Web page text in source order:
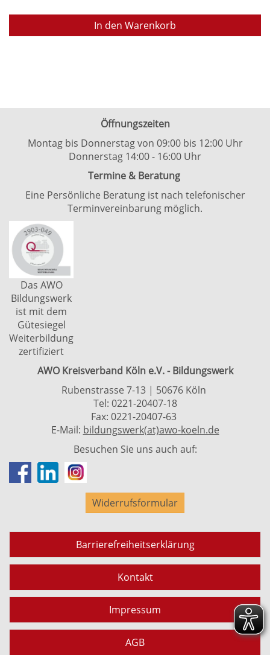
In den Warenkorb
Öffnungszeiten
Montag bis Donnerstag von 09:00 bis 12:00 Uhr
Donnerstag 14:00 - 16:00 Uhr
Termine & Beratung
Eine Persönliche Beratung ist nach telefonischer
Terminvereinbarung möglich.
Das AWO
Bildungswerk
ist mit dem
Gütesiegel
Weiterbildung
zertifiziert
AWO Kreisverband Köln e.V. - Bildungswerk
Rubenstrasse 7-13 | 50676 Köln
Tel: 0221-20407-18
Fax: 0221-20407-63
E-Mail: bildungswerk(at)awo-koeln.de
Besuchen Sie uns auch auf:
Widerrufsformular
Barrierefreiheitserklärung
Kontakt
Impressum
AGB